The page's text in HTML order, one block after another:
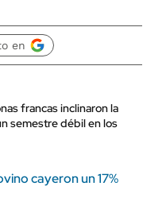
en
francas inclinaron la
semestre débil en los
cayeron un 17%